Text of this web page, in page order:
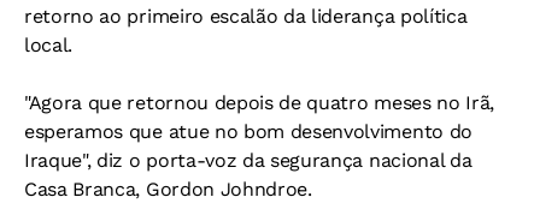
retorno ao primeiro escalão da liderança política
local.
"Agora que retornou depois de quatro meses no Irã,
esperamos que atue no bom desenvolvimento do
Iraque", diz o porta-voz da segurança nacional da
Casa Branca, Gordon Johndroe.